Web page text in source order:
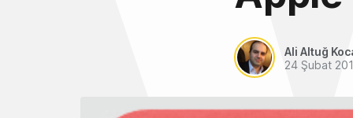
Ali Altuğ
24 Şubat